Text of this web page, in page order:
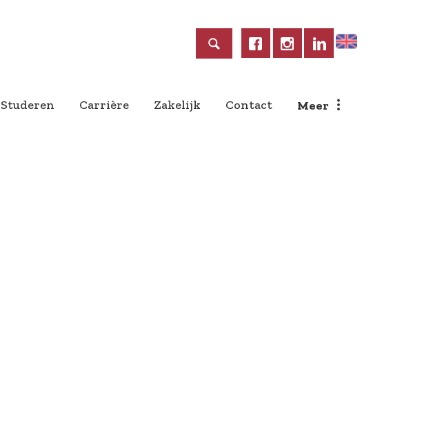
Studeren Carrière Zakelijk Contact Meer
Home